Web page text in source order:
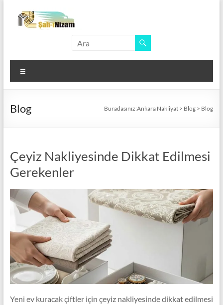
content
Nakliyat
Türkiye'nin
Yerine
Taşımacılık
Blog Buradasınız:Ankara Nakliyat > Blog > Blog
Çeyiz Nakliyesinde Dikkat Edilmesi
Gerekenler
Yeni ev kuracak çiftler için çeyiz nakliyesinde dikkat edilmesi